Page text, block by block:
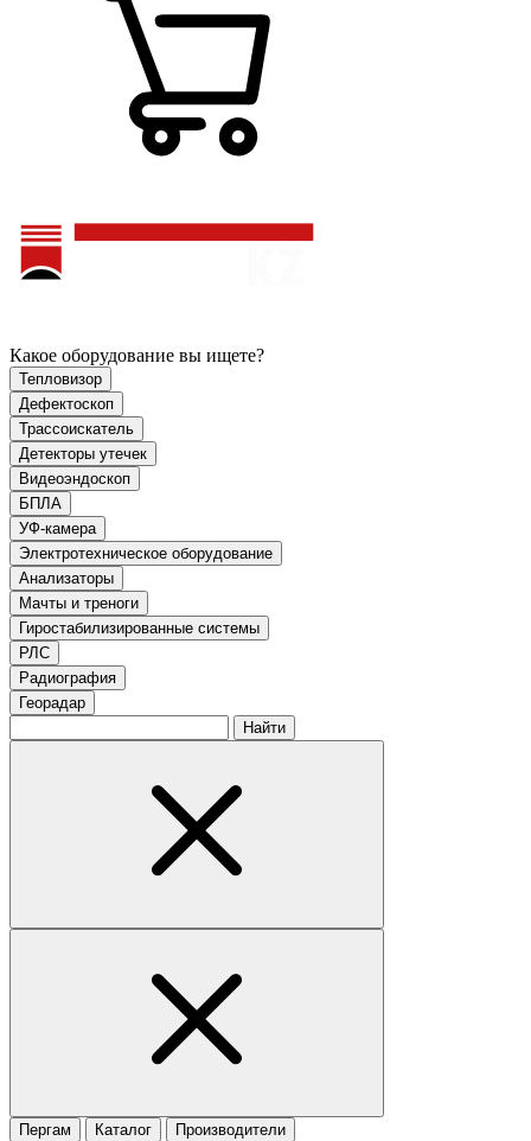
Какое оборудование вы ищете?
Тепловизор
Дефектоскоп
Трассоискатель
Детекторы утечек
Видеоэндоскоп
БПЛА
УФ-камера
Электротехническое оборудование
Анализаторы
Мачты и треноги
Гиростабилизированные системы
РЛС
Радиография
Георадар
Найти
Пергам Каталог Производители